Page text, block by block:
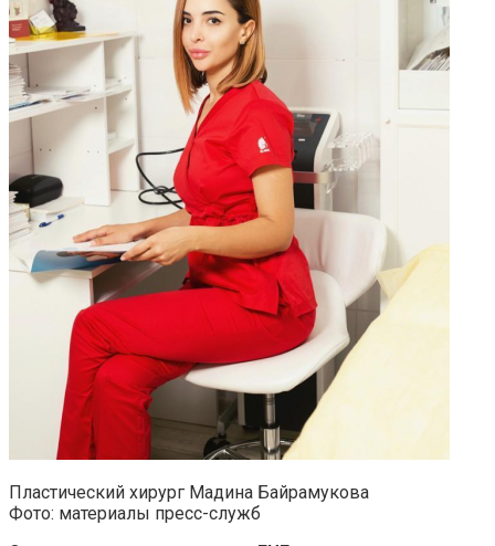
Пластический хирург Мадина Байрамукова
Фото: материалы пресс-служб